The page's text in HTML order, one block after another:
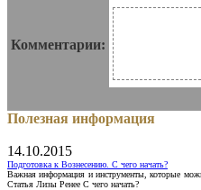
Комментарии:
Полезная информация
14.10.2015
Подготовка к Вознесению. С чего начать?
Важная информация и инструменты, которые
Статья Лизы Ренее С чего начать?